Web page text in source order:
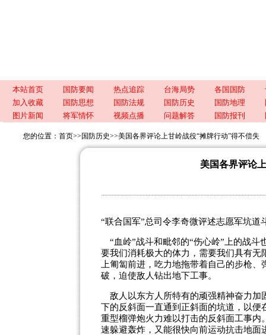
本站首页 国防要闻 热点追踪 台海局势 各国国防
加入收藏
国防思想 国防法规 国防历史 国防地理
图片新闻
将军情怀 视频点播 问题解答 国防报刊
您的位置： 首页>> 国防历史>>美国各界评论上甘岭战役“摊牌行动”得不偿失
美国各界评论
“联合国军”总司令李奇微评述志愿军坑道
“血岭”战斗和毗邻的“伤心岭”上的战斗
要我们消耗极大的体力，需要我们具有
上匍匐前进，吃力地拖带着自己的步枪
破，迫使敌人钻出地下工事。
敌人以东方人所特有的顽强精神奋力加
下的反斜面一直通到正斜面的坑道，以
重型榴弹炮火力难以打击的反斜面工事
速躲避轰炸，又能很快向前运动抗击地